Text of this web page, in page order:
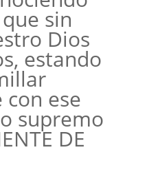
sin
Dios
estando
ese
supremo
DE